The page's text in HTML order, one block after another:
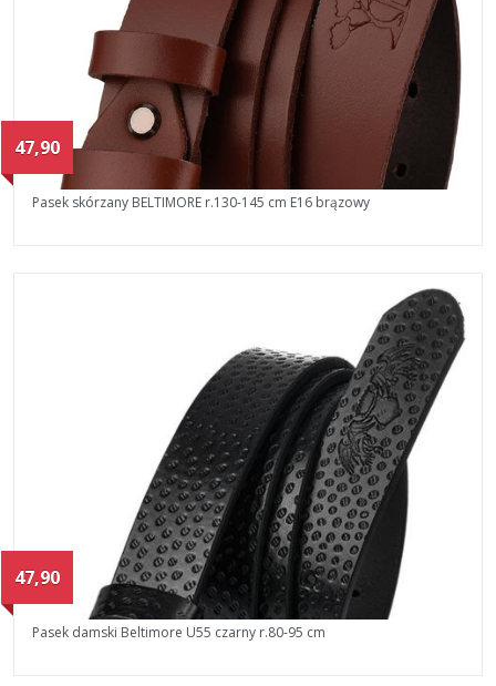
47,90
Pasek skórzany BELTIMORE r.130-145 cm E16 brązowy
47,90
Pasek damski Beltimore U55 czarny r.80-95 cm